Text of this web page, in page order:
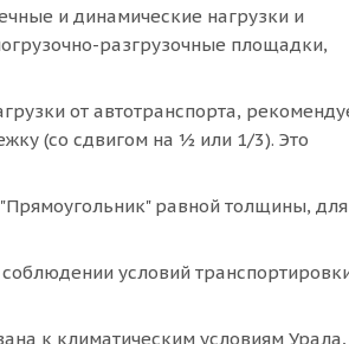
и динамические нагрузки и
разгрузочные площадки,
от автотранспорта,
(со сдвигом на ½ или 1/3). Это
равной толщины, для
условий
к климатическим условиям Урала,